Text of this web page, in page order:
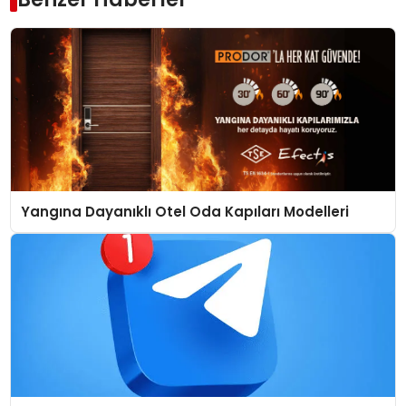
Yangına Dayanıklı Otel Oda Kapıları Modelleri